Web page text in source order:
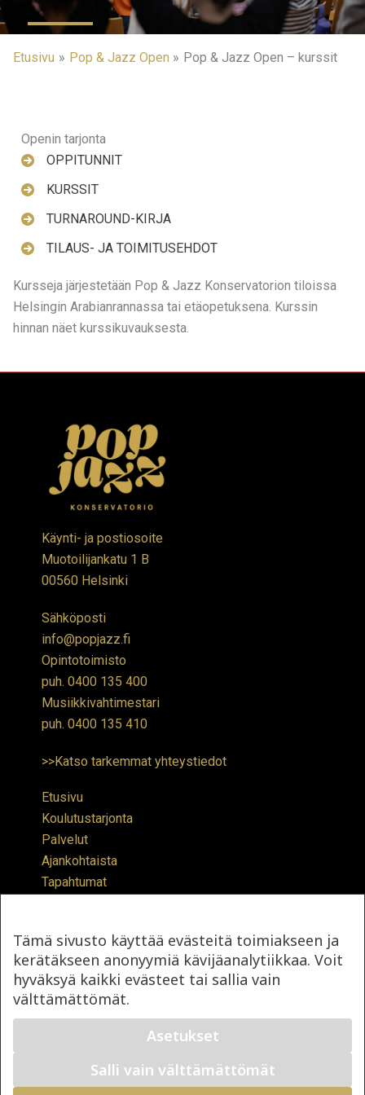
Etusivu Pop & Jazz Open Pop & Jazz Open – kurssit
Openin tarjonta
OPPITUNNIT
KURSSIT
TURNAROUND-KIRJA
TILAUS- JA TOIMITUSEHDOT
Kursseja järjestetään Pop & Jazz Konservatorion tiloissa
Helsingin Arabianrannassa tai etäopetuksena. Kurssin
hinnan näet kurssikuvauksesta.
Käynti- ja postiosoite
Muotoilijankatu 1 B
00560 Helsinki
Sähköposti
info@popjazz.fi
Opintotoimisto
puh. 0400 135 400
Musiikkivahtimestari
puh. 0400 135 410
>>Katso tarkemmat yhteystiedot
Etusivu
Koulutustarjonta
Palvelut
Ajankohtaista
Tapahtumat
Tietosuoja- ja rekisteriseloste
Saavutettavuus
Facebook
X YouTube
Instagram
Copyright © 2026 Pop & Jazz Konservatorio
Tämä sivusto käyttää evästeitä toimiakseen ja
kerätäkseen anonyymiä kävijäanalytiikkaa. Voit
hyväksyä kaikki evästeet tai sallia vain
välttämättömät.
Asetukset
Salli vain välttämättömät